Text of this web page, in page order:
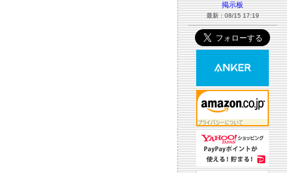
掲示板
最新：08/15 17:19